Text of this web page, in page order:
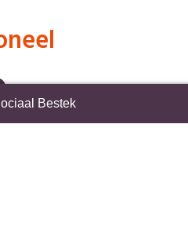
Bestek